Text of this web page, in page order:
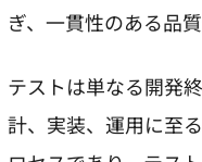
ぎ、一貫性のある品
テストは単なる開発
計、実装、運用に至